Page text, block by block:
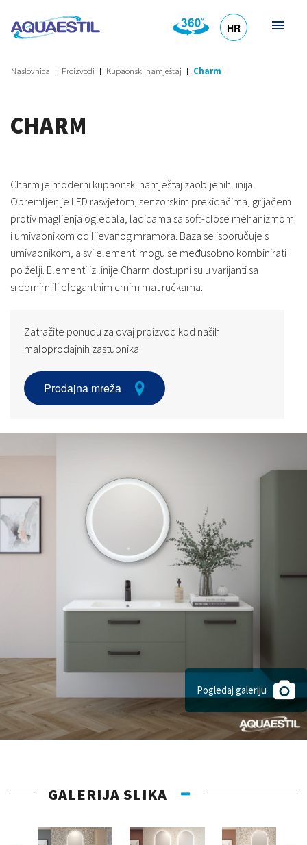
HR
Naslovnica Proizvodi Kupaonski namještaj Charm
CHARM
Charm je moderni kupaonski namještaj zaobljenih linija.
Opremljen je LED rasvjetom, senzorskim prekidačima, grijačem
protiv magljenja ogledala, ladicama sa soft-close mehanizmom
i umivaonikom od lijevanog mramora. Baza se isporučuje s
umivaonikom, a svi elementi mogu se međusobno kombinirati
po želji. Elementi iz linije Charm dostupni su u varijanti sa
srebrnim ili elegantnim crnim mat ručkama.
Zatražite ponudu za ovaj proizvod kod naših
maloprodajnih zastupnika
Prodajna mreža
Pogledaj galeriju
GALERIJA SLIKA